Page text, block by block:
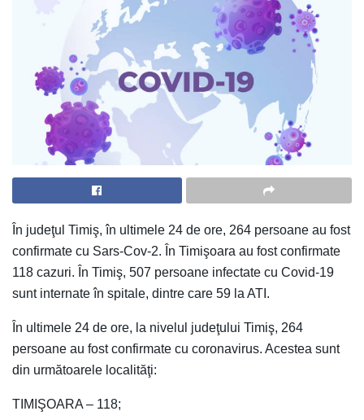
În judeţul Timiş, în ultimele 24 de ore, 264 persoane au fost
confirmate cu Sars-Cov-2. În Timişoara au fost confirmate
118 cazuri. În Timiş, 507 persoane infectate cu Covid-19
sunt internate în spitale, dintre care 59 la ATI.
În ultimele 24 de ore, la nivelul judeţului Timiş, 264
persoane au fost confirmate cu coronavirus. Acestea sunt
din următoarele localităţi:
TIMIŞOARA – 118;